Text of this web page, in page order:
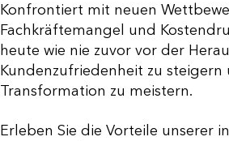
Konfrontiert mit neuen
Fachkräftemangel und
heute wie nie zuvor vor der
Kundenzufriedenheit zu
Transformation zu meistern.
Erleben Sie die Vorteile unserer